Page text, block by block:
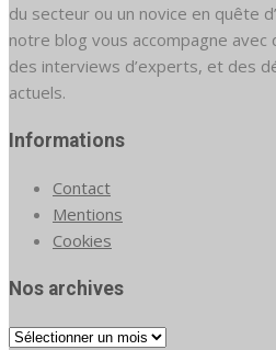
du secteur ou un novice en quête
notre blog vous accompagne
des interviews d’experts, et des
actuels.
Informations
Contact
Mentions
Cookies
Nos archives
Nos